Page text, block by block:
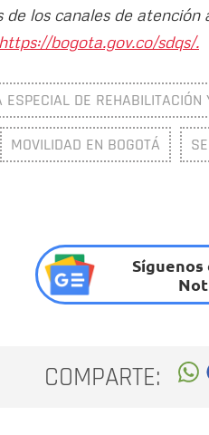
de los canales de
https://bogota.gov.co/sdqs/.
ESPECIAL DE
MOVILIDAD EN BOGOTÁ
Síguenos
COMPARTE: